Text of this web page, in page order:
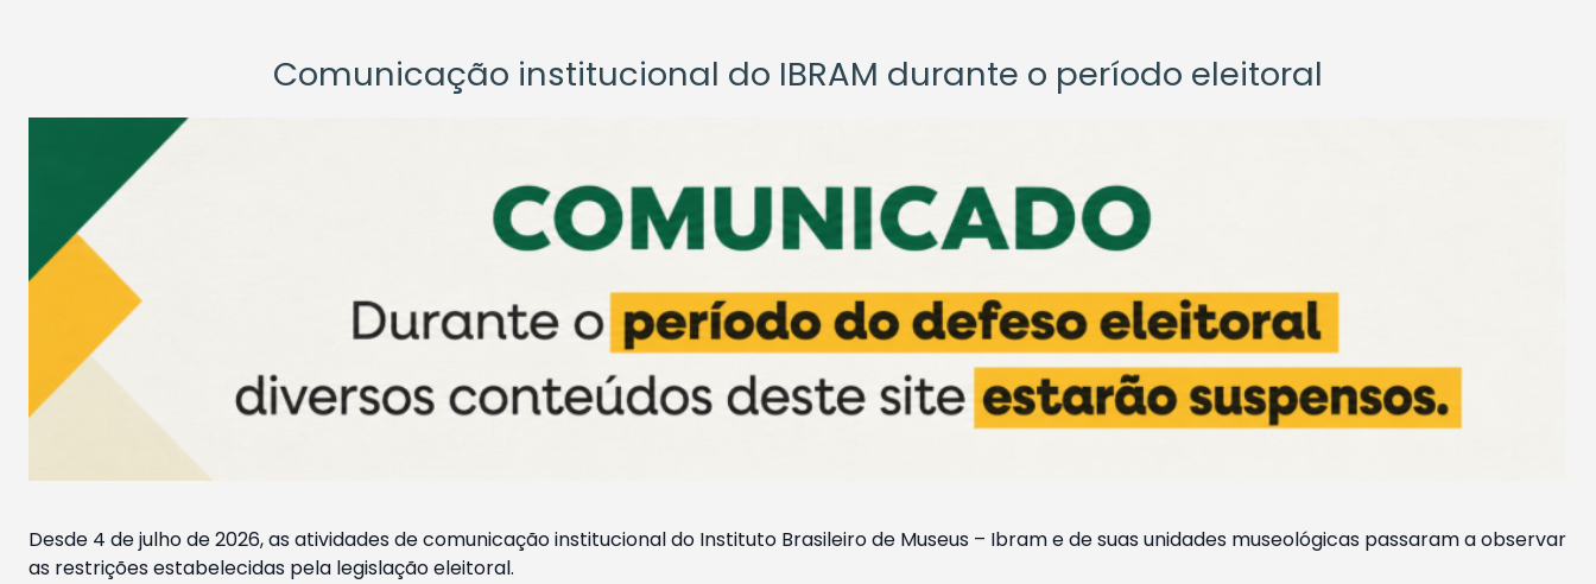
Comunicação institucional do IBRAM durante o período eleitoral
Desde 4 de julho de 2026, as atividades de comunicação institucional do Instituto Brasileiro de Museus – Ibram e de suas unidades museológicas passaram a observar
as restrições estabelecidas pela legislação eleitoral.